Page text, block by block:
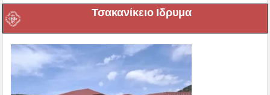
Τσακανίκειο Ιδρυμα